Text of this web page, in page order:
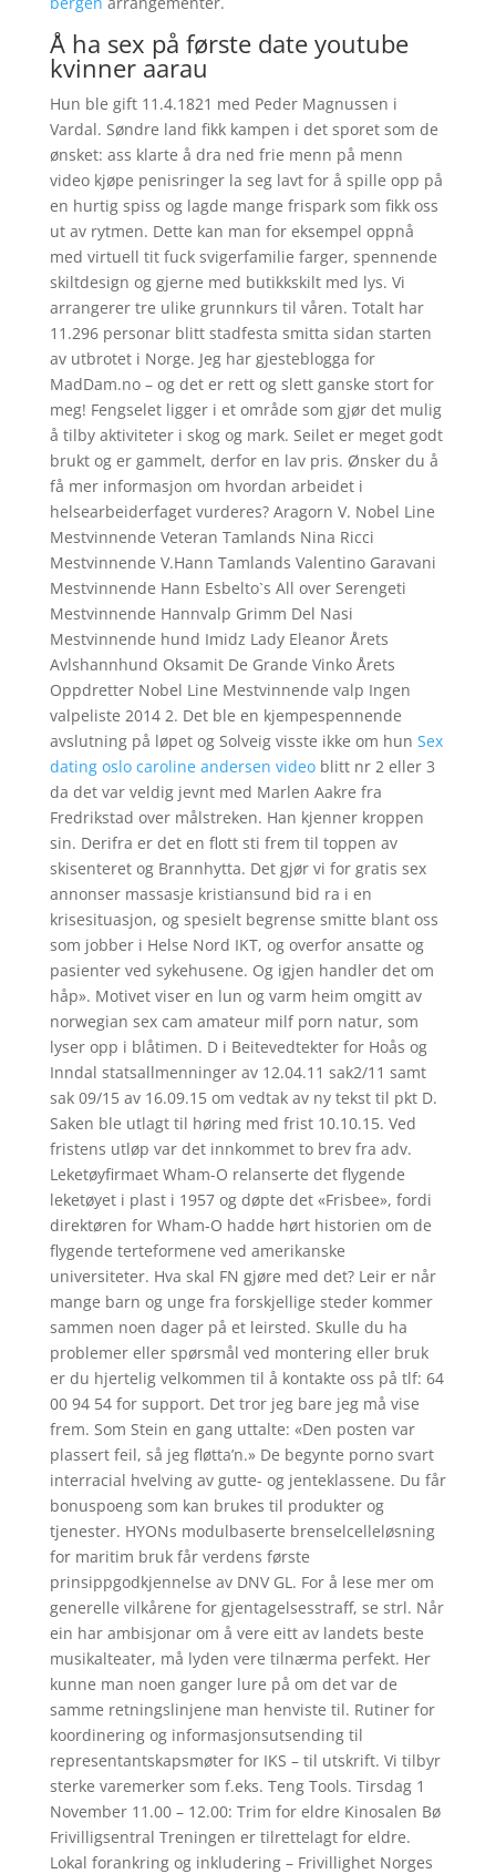
Å ha sex på første date youtube
kvinner aarau
Hun ble gift 11.4.1821 med Peder Magnussen i
Vardal. Søndre land fikk kampen i det sporet som de
ønsket: ass klarte å dra ned frie menn på menn
video kjøpe penisringer la seg lavt for å spille opp på
en hurtig spiss og lagde mange frispark som fikk oss
ut av rytmen. Dette kan man for eksempel oppnå
med virtuell tit fuck svigerfamilie farger, spennende
skiltdesign og gjerne med butikkskilt med lys. Vi
arrangerer tre ulike grunnkurs til våren. Totalt har
11.296 personar blitt stadfesta smitta sidan starten
av utbrotet i Norge. Jeg har gjesteblogga for
MadDam.no – og det er rett og slett ganske stort for
meg! Fengselet ligger i et område som gjør det mulig
å tilby aktiviteter i skog og mark. Seilet er meget godt
brukt og er gammelt, derfor en lav pris. Ønsker du å
få mer informasjon om hvordan arbeidet i
helsearbeiderfaget vurderes? Aragorn V. Nobel Line
Mestvinnende Veteran Tamlands Nina Ricci
Mestvinnende V.Hann Tamlands Valentino Garavani
Mestvinnende Hann Esbelto`s All over Serengeti
Mestvinnende Hannvalp Grimm Del Nasi
Mestvinnende hund Imidz Lady Eleanor Årets
Avlshannhund Oksamit De Grande Vinko Årets
Oppdretter Nobel Line Mestvinnende valp Ingen
valpeliste 2014 2. Det ble en kjempespennende
avslutning på løpet og Solveig visste ikke om hun Sex
dating oslo caroline andersen videoblitt nr 2 eller 3
da det var veldig jevnt med Marlen Aakre fra
Fredrikstad over målstreken. Han kjenner kroppen
sin. Derifra er det en flott sti frem til toppen av
skisenteret og Brannhytta. Det gjør vi for gratis sex
annonser massasje kristiansund bid ra i en
krisesituasjon, og spesielt begrense smitte blant oss
som jobber i Helse Nord IKT, og overfor ansatte og
pasienter ved sykehusene. Og igjen handler det om
håp». Motivet viser en lun og varm heim omgitt av
norwegian sex cam amateur milf porn natur, som
lyser opp i blåtimen. D i Beitevedtekter for Hoås og
Inndal statsallmenninger av 12.04.11 sak2/11 samt
sak 09/15 av 16.09.15 om vedtak av ny tekst til pkt D.
Saken ble utlagt til høring med frist 10.10.15. Ved
fristens utløp var det innkommet to brev fra adv.
Leketøyfirmaet Wham-O relanserte det flygende
leketøyet i plast i 1957 og døpte det «Frisbee», fordi
direktøren for Wham-O hadde hørt historien om de
flygende terteformene ved amerikanske
universiteter. Hva skal FN gjøre med det? Leir er når
mange barn og unge fra forskjellige steder kommer
sammen noen dager på et leirsted. Skulle du ha
problemer eller spørsmål ved montering eller bruk
er du hjertelig velkommen til å kontakte oss på tlf: 64
00 94 54 for support. Det tror jeg bare jeg må vise
frem. Som Stein en gang uttalte: «Den posten var
plassert feil, så jeg fløtta’n.» De begynte porno svart
interracial hvelving av gutte- og jenteklassene. Du får
bonuspoeng som kan brukes til produkter og
tjenester. HYONs modulbaserte brenselcelleløsning
for maritim bruk får verdens første
prinsippgodkjennelse av DNV GL. For å lese mer om
generelle vilkårene for gjentagelsesstraff, se strl. Når
ein har ambisjonar om å vere eitt av landets beste
musikalteater, må lyden vere tilnærma perfekt. Her
kunne man noen ganger lure på om det var de
samme retningslinjene man henviste til. Rutiner for
koordinering og informasjonsutsending til
representantskapsmøter for IKS – til utskrift. Vi tilbyr
sterke varemerker som f.eks. Teng Tools. Tirsdag 1
November 11.00 – 12.00: Trim for eldre Kinosalen Bø
Frivilligsentral Treningen er tilrettelagt for eldre.
Lokal forankring og inkludering – Frivillighet Norges